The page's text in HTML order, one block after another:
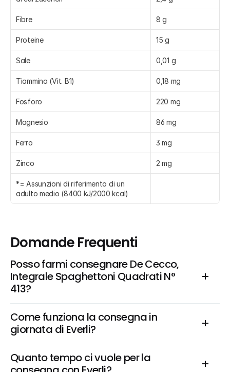
Fibre 8 g
Proteine 15 g
Sale 0,01 g
Tiammina (Vit. B1) 0,18 mg
Fosforo 220 mg
Magnesio 86 mg
Ferro 3 mg
Zinco 2 mg
*= Assunzioni di riferimento di un
adulto medio (8400 kJ/2000 kcal)
Domande Frequenti
Posso farmi consegnare De Cecco,
Integrale Spaghettoni Quadrati N°
413?
Come funziona la consegna in
giornata di Everli?
Quanto tempo ci vuole per la